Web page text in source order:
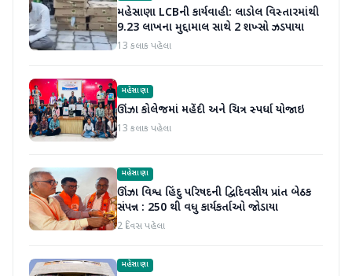
મહેસાણા LCBની કાર્યવાહી: લાડોલ વિસ્તારમાંથી
9.23 લાખના મુદ્દામાલ સાથે 2 શખ્સો ઝડપાયા
13 કલાક પહેલા
મહેસાણા
ઊંઝા કોલેજમાં મહેંદી અને ચિત્ર સ્પર્ધા યોજાઇ
13 કલાક પહેલા
મહેસાણા
ઊંઝા વિશ્વ હિંદુ પરિષદની દ્વિદિવસીય પ્રાંત બેઠક
સંપન્ન : 250 થી વધુ કાર્યકર્તાઓ જોડાયા
2 દિવસ પહેલા
મહેસાણા